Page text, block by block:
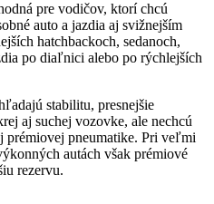
pre vodičov, ktorí chcú
auto a jazdia aj svižnejším
hatchbackoch, sedanoch,
po diaľnici alebo po rýchlejších
stabilitu, presnejšie
aj suchej vozovke, ale nechcú
prémiovej pneumatike. Pri veľmi
autách však prémiové
rezervu.